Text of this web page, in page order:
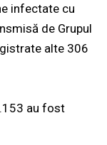
infectate cu
de Grupul
alte 306
au fost